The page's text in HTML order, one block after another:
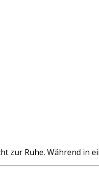
zur Ruhe. Während in